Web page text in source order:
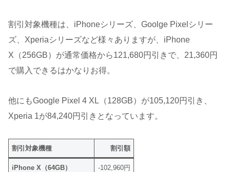
割引対象機種は、iPhoneシリーズ、Goolge Pixelシリー
ズ、Xperiaシリーズなど様々ありますが、iPhone
X（256GB）が通常価格から121,680円引きで、21,360円
で購入できるはかなりお得。
他にもGoogle Pixel 4 XL（128GB）が105,120円引き、
Xperia 1が84,240円引きとなっています。
割引対象機種 割引額
iPhone X（64GB） -102,960円